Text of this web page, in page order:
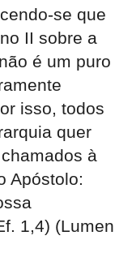
se que
II sobre a
é um puro
isso, todos
quer
à
Apóstolo:
1,4) (Lumen